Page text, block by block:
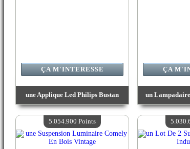
une Applique Led Philips Bustan
Valeur :6 240 300 Points
Quantité Disponible :4
ÇA M'INTERESSE
un
Valeur :6
Quantité
ÇA
5.054.900 Points